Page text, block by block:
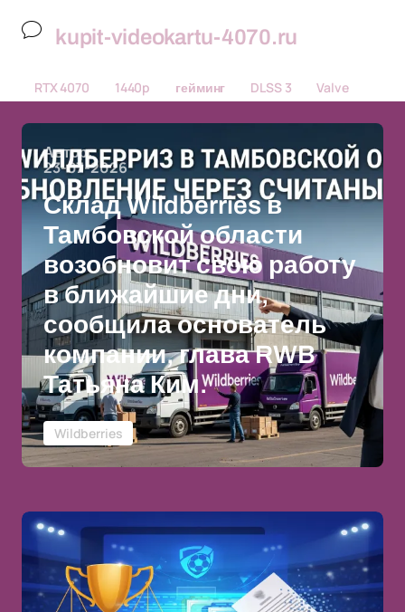
kupit-videokartu-4070.ru
RTX 4070 1440p гейминг DLSS 3 Valve
Автор:
23-07-2026
Склад Wildberries в
Тамбовской области
возобновит свою работу
в ближайшие дни,
сообщила основатель
компании, глава RWB
Татьяна Ким.
Wildberries